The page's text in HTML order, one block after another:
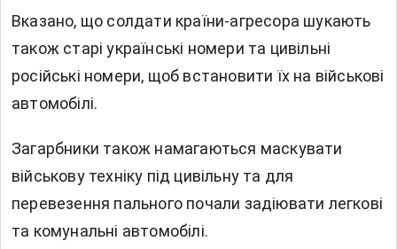
Вказано, що солдати країни-агресора шукають
також старі українські номери та цивільні
російські номери, щоб встановити їх на військові
автомобілі.
Загарбники також намагаються маскувати
військову техніку під цивільну та для
перевезення пального почали задіювати легкові
та комунальні автомобілі.